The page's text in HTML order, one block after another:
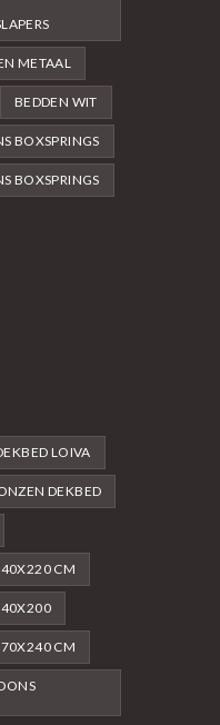
METAAL
BEDDEN WIT
BOXSPRINGS
BOXSPRINGS
LOIVA
DEKBED
CM
CM